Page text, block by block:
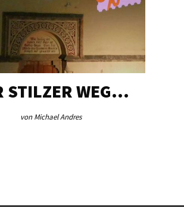
STILZER WEG…
von Michael Andres